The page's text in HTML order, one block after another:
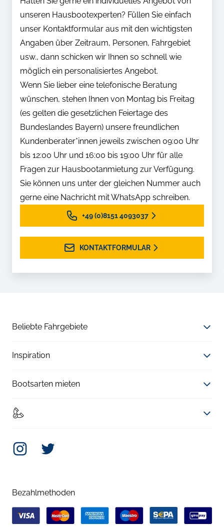
unseren Hausbootexperten? Füllen Sie einfach
unser Kontaktformular aus mit den wichtigsten
Angaben über Zeitraum, Personen, Fahrgebiet
usw., dann schicken wir Ihnen so schnell wie
möglich ein personalisiertes Angebot.
Wenn Sie lieber eine telefonische Beratung
wünschen, stehen Ihnen von Montag bis Freitag
(es gelten die gesetzlichen Feiertage des
Bundeslandes Bayern) unsere freundlichen
Kundenberater*innen jeweils zwischen 09:00 Uhr
bis 12:00 Uhr und 16:00 bis 19:00 Uhr für alle
Fragen zur Hausbootanmietung zur Verfügung.
Sie können uns unter der gleichen Nummer auch
gerne eine Nachricht mit WhatsApp schreiben.
+49 (0)8151 4093037
KONTAKTFORMULAR
Beliebte Fahrgebiete
Inspiration
Bootsarten mieten
InstagramTwitter
Bezahlmethoden